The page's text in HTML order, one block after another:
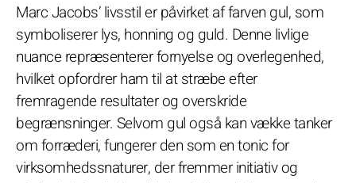
Marc Jacobs’ livsstil er påvirket af farven gul, som
symboliserer lys, honning og guld. Denne livlige
nuance repræsenterer fornyelse og overlegenhed,
hvilket opfordrer ham til at stræbe efter
fremragende resultater og overskride
begrænsninger. Selvom gul også kan vække tanker
om forræderi, fungerer den som en tonic for
virksomhedssnaturer, der fremmer initiativ og